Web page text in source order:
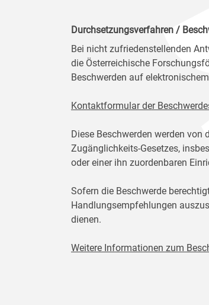
Durchsetzungsverfahren /
Bei nicht zufriedenstellenden
die Österreichische
Beschwerden auf
Kontaktformular der
Diese Beschwerden werden von
Zugänglichkeits-Gesetzes,
oder einer ihn zuordenbaren
Sofern die Beschwerde
Handlungsempfehlungen
dienen.
Weitere Informationen zum